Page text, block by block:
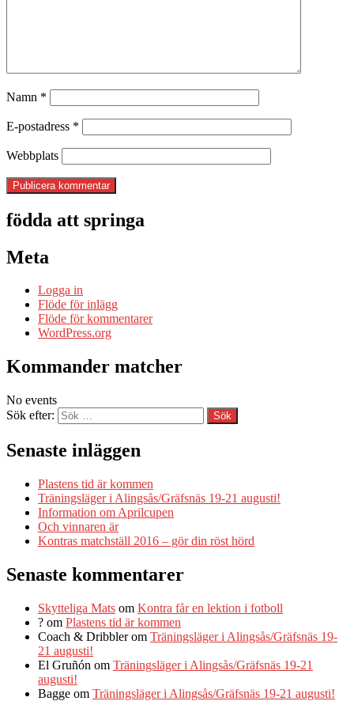
Namn *
E-postadress *
Webbplats
födda att springa
Meta
Logga in
Flöde för inlägg
Flöde för kommentarer
WordPress.org
Kommander matcher
No events
Sök efter:
Senaste inläggen
Plastens tid är kommen
Träningsläger i Alingsås/Gräfsnäs 19-21 augusti!
Information om Aprilcupen
Och vinnaren är
Kontras matchställ 2016 – gör din röst hörd
Senaste kommentarer
Skytteliga Mats om Kontra får en lektion i fotboll
? om Plastens tid är kommen
Coach & Dribblerom Träningsläger i Alingsås/Gräfsnäs 19-
21 augusti!
El Gruñón om Träningsläger i Alingsås/Gräfsnäs 19-21
augusti!
Bagge om Träningsläger i Alingsås/Gräfsnäs 19-21 augusti!